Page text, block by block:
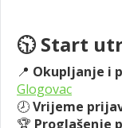
🕥 Start
📍 Okupljanje i
Glogovac
🕗Vrijeme
🏆 Proglašenje